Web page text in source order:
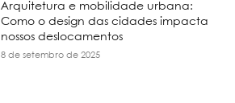
Arquitetura e mobilidade urbana:
Como o design das cidades impacta
nossos deslocamentos
8 de setembro de 2025